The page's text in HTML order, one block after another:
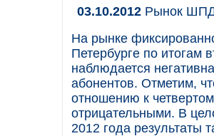
03.10.2012 Рынок ШПД
На рынке
Петербурге по итогам
наблюдается
абонентов. Отметим,
отношению к
отрицательными. В
2012 года результаты